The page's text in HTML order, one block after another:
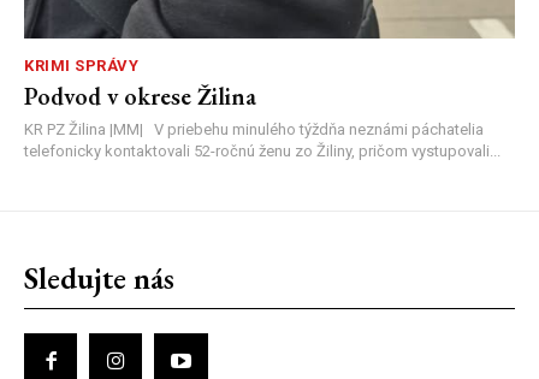
KRIMI SPRÁVY
Podvod v okrese Žilina
KR PZ Žilina |MM| V priebehu minulého týždňa neznámi páchatelia
telefonicky kontaktovali 52-ročnú ženu zo Žiliny, pričom vystupovali...
Sledujte nás